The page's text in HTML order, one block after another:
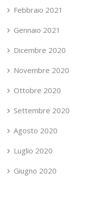
Febbraio 2021
Gennaio 2021
Dicembre 2020
Novembre 2020
Ottobre 2020
Settembre 2020
Agosto 2020
Luglio 2020
Giugno 2020